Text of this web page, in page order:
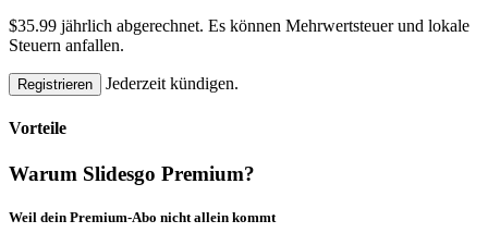
$35.99 jährlich abgerechnet. Es können Mehrwertsteuer und lokale
Steuern anfallen.
Registrieren Jederzeit kündigen.
Vorteile
Warum Slidesgo Premium?
Weil dein Premium-Abo nicht allein kommt